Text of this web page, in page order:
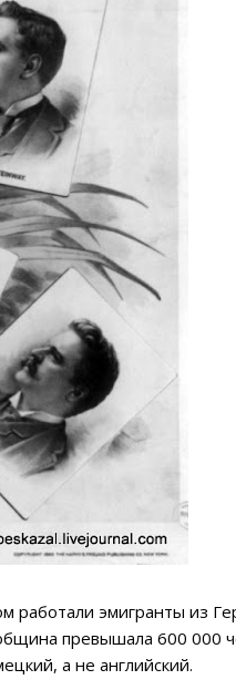
работали эмигранты из
превышала 600 000
а не английский.